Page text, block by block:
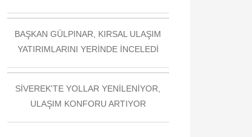
BAŞKAN GÜLPINAR, KIRSAL ULAŞIM
YATIRIMLARINI YERİNDE İNCELEDİ
SİVEREK'TE YOLLAR YENİLENİYOR,
ULAŞIM KONFORU ARTIYOR